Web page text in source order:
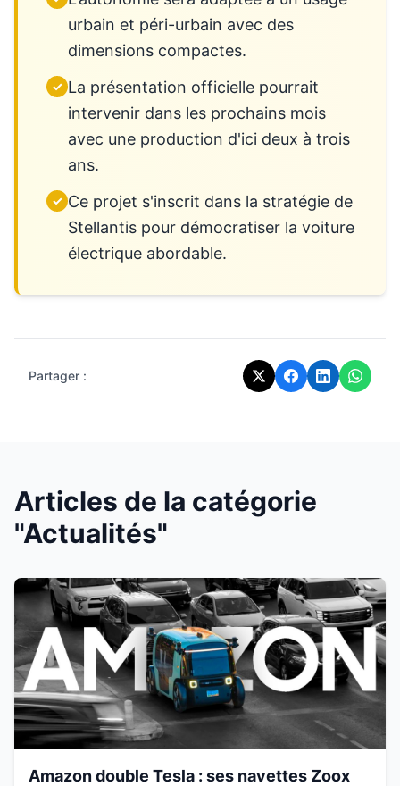
urbain et péri-urbain avec des
dimensions compactes.
✓ La présentation officielle pourrait
intervenir dans les prochains mois
avec une production d'ici deux à trois
ans.
✓ Ce projet s'inscrit dans la stratégie de
Stellantis pour démocratiser la voiture
électrique abordable.
Partager :
Articles de la catégorie
"Actualités"
Amazon double Tesla : ses navettes Zoox